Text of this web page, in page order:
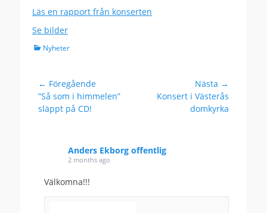
Läs en rapport från konserten
Se bilder
Kategorier
Nyheter
Inläggsnavigering
← Föregående
Föregående
inlägg:
”Så som i himmelen”
släppt på CD!
Nästa →
Konsert i Västerås
domkyrka
Anders Ekborg offentlig
2 months ago
Välkomna!!!